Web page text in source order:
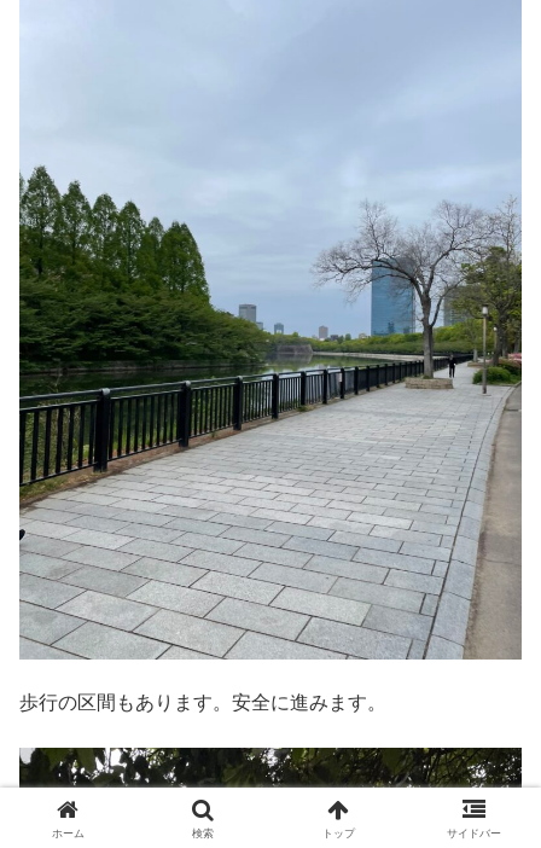
歩行の区間もあります。安全に進みます。
ホーム 検索 トップ サイドバー